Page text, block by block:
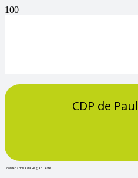
CDP de
Coordenadoria da Região Oeste